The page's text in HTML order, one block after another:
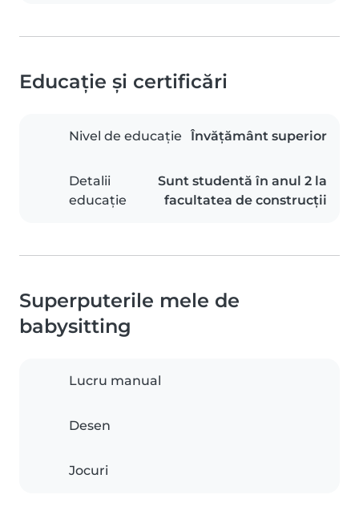
Educație și certificări
Nivel de educație Învățământ superior
Detalii
educație
Sunt studentă în anul 2 la
facultatea de construcții
Superputerile mele de
babysitting
Lucru manual
Desen
Jocuri